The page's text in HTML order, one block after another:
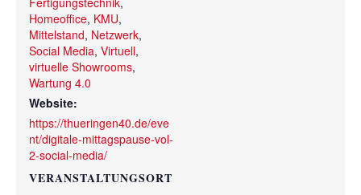
Homeoffice, KMU,
Mittelstand, Netzwerk,
Social Media, Virtuell,
virtuelle Showrooms,
Wartung 4.0
Website:
https://thueringen40.de/eve
nt/digitale-mittagspause-vol-
2-social-media/
VERANSTALTUNGSORT